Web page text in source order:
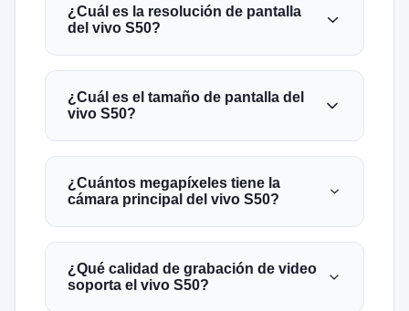
¿Cuál es la resolución de pantalla
del vivo S50?
¿Cuál es el tamaño de pantalla del
vivo S50?
¿Cuántos megapíxeles tiene la
cámara principal del vivo S50?
¿Qué calidad de grabación de video
soporta el vivo S50?